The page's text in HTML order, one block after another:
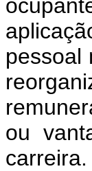
pessoal
ou
carreira.